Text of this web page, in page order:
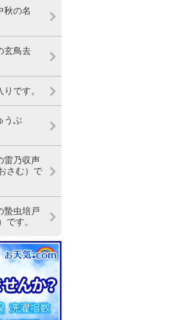
秋の名
玄鳥去
です。
うぶ
雷乃収声
さむ）で
蟄虫培戸
です。